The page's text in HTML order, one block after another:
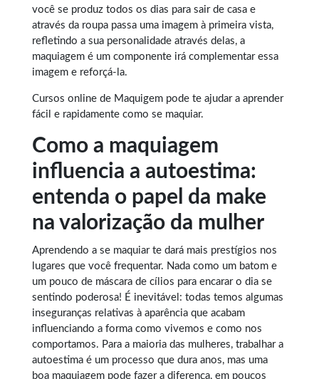
você se produz todos os dias para sair de casa e
através da roupa passa uma imagem à primeira vista,
refletindo a sua personalidade através delas, a
maquiagem é um componente irá complementar essa
imagem e reforçá-la.
Cursos online de Maquigem pode te ajudar a aprender
fácil e rapidamente como se maquiar.
Como a maquiagem
influencia a autoestima:
entenda o papel da make
na valorização da mulher
Aprendendo a se maquiarte dará mais prestígios nos
lugares que você frequentar. Nada como um batom e
um pouco de máscara de cílios para encarar o dia se
sentindo poderosa! É inevitável: todas temos algumas
inseguranças relativas à aparência que acabam
influenciando a forma como vivemos e como nos
comportamos. Para a maioria das mulheres, trabalhar a
autoestima é um processo que dura anos, mas uma
boa maquiagem pode fazer a diferença, em poucos